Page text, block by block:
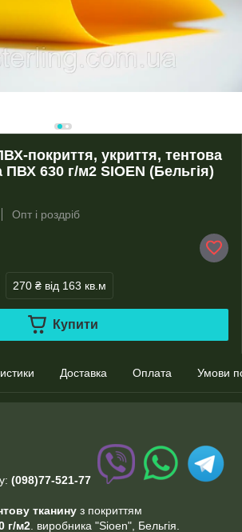
покриття, укриття, тентова
ПВХ 630 г/м2 SIOEN (Бельгія)
Опт і роздріб
270 ₴ від 163 кв.м
Купити
Доставка Оплата Умови
(098)77-521-77
тканину з покриттям
г/м2 . виробника "Sioen", Бельгія.